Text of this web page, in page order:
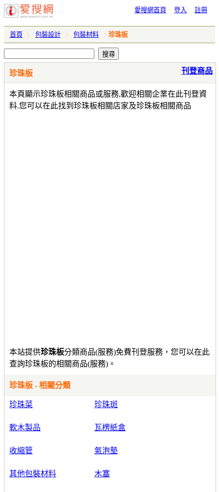
愛搜網首頁 登入 註冊
首頁 包裝設計 包裝材料 珍珠板
珍珠板
本頁顯示珍珠板相關商品或服務,歡迎相關企業在此刊登資
料.您可以在此找到珍珠板相關店家及珍珠板相關商品
刊登商品
本站提供珍珠板分類商品(服務)免費刊登服務，您可以在此
查詢珍珠板的相關商品(服務)。
珍珠板 - 相關分類
珍珠菜 珍珠斑
軟木製品 瓦楞紙盒
收縮管 氣泡墊
其他包裝材料 木塞